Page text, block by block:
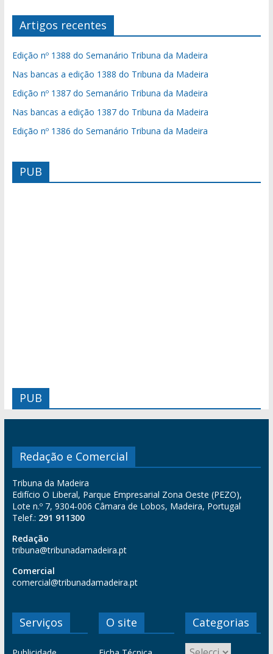
Artigos recentes
Edição nº 1388 do Semanário Tribuna da Madeira
Nas bancas a edição 1388 do Tribuna da Madeira
Edição nº 1387 do Semanário Tribuna da Madeira
Nas bancas a edição 1387 do Tribuna da Madeira
Edição nº 1386 do Semanário Tribuna da Madeira
PUB
PUB
Redação e Comercial
Tribuna da Madeira
Edifício O Liberal, Parque Empresarial Zona Oeste (PEZO),
Lote n.º 7, 9304-006 Câmara de Lobos, Madeira, Portugal
Telef.: 291 911300
Redação
tribuna@tribunadamadeira.pt
Comercial
comercial@tribunadamadeira.pt
Serviços O site Categorias